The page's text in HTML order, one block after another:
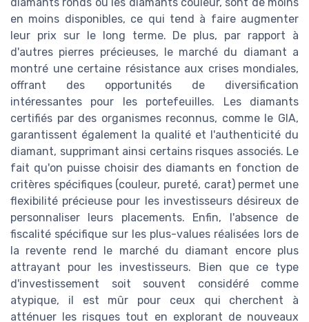
diamants ronds ou les diamants couleur, sont de moins
en moins disponibles, ce qui tend à faire augmenter
leur prix sur le long terme. De plus, par rapport à
d'autres pierres précieuses, le marché du diamant a
montré une certaine résistance aux crises mondiales,
offrant des opportunités de diversification
intéressantes pour les portefeuilles. Les diamants
certifiés par des organismes reconnus, comme le GIA,
garantissent également la qualité et l'authenticité du
diamant, supprimant ainsi certains risques associés. Le
fait qu'on puisse choisir des diamants en fonction de
critères spécifiques (couleur, pureté, carat) permet une
flexibilité précieuse pour les investisseurs désireux de
personnaliser leurs placements. Enfin, l'absence de
fiscalité spécifique sur les plus-values réalisées lors de
la revente rend le marché du diamant encore plus
attrayant pour les investisseurs. Bien que ce type
d'investissement soit souvent considéré comme
atypique, il est mûr pour ceux qui cherchent à
atténuer les risques tout en explorant de nouveaux